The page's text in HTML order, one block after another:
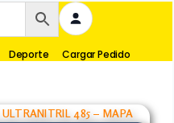
Deporte Cargar Pedido
485 – MAPA